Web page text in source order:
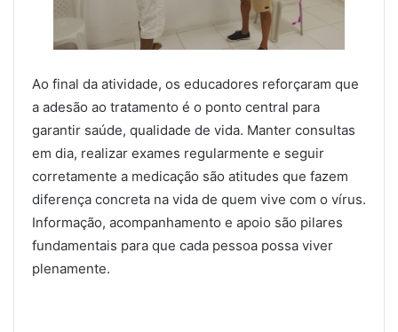
Ao final da atividade, os educadores reforçaram que
a adesão ao tratamento é o ponto central para
garantir saúde, qualidade de vida. Manter consultas
em dia, realizar exames regularmente e seguir
corretamente a medicação são atitudes que fazem
diferença concreta na vida de quem vive com o vírus.
Informação, acompanhamento e apoio são pilares
fundamentais para que cada pessoa possa viver
plenamente.